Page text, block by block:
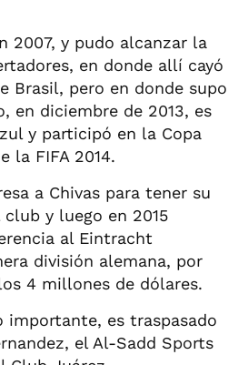
2007, y pudo alcanzar la
en donde allí cayó
Brasil, pero en donde supo
en diciembre de 2013, es
y participó en la Copa
la FIFA 2014.
a Chivas para tener su
y luego en 2015
al Eintracht
división alemana, por
4 millones de dólares.
importante, es traspasado
el Al-Sadd Sports